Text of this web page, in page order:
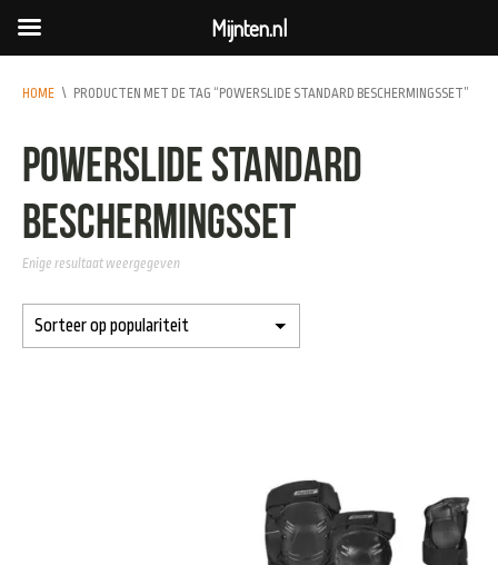
HOME \ PRODUCTEN MET DE TAG “POWERSLIDE STANDARD BESCHERMINGSSET”
Powerslide Standard
Beschermingsset
Enige resultaat weergegeven
Mijnten.nl